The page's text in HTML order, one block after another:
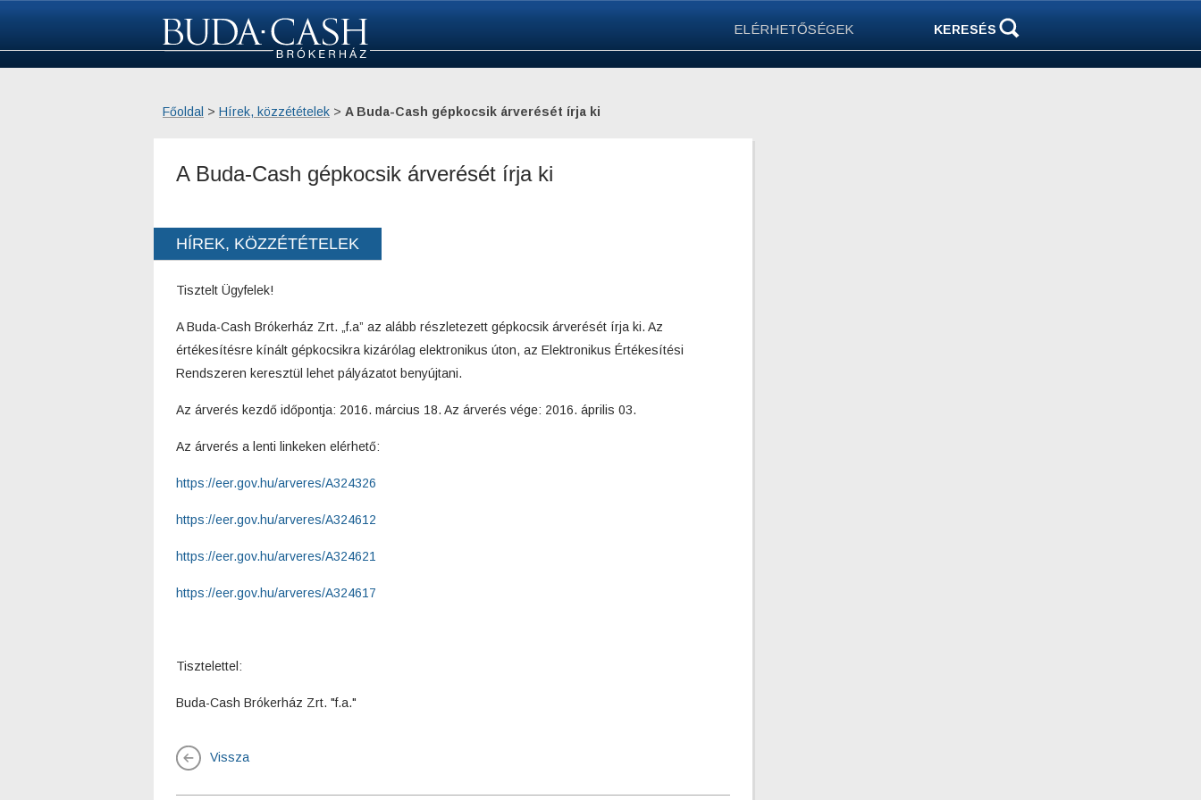
KERESÉS
ELÉRHETŐSÉGEK
Főoldal ­ > ­ Hírek, közzétételek ­ > ­ A Buda-Cash gépkocsik árverését írja ki
A Buda-Cash gépkocsik árverését írja ki
HÍREK, KÖZZÉTÉTELEK
Tisztelt Ügyfelek!
A Buda-Cash Brókerház Zrt. „f.a” az alább részletezett gépkocsik árverését írja ki. Az
értékesítésre kínált gépkocsikra kizárólag elektronikus úton, az Elektronikus Értékesítési
Rendszeren keresztül lehet pályázatot benyújtani.
Az árverés kezdő időpontja: 2016. március 18. Az árverés vége: 2016. április 03.
Az árverés a lenti linkeken elérhető:
https://eer.gov.hu/arveres/A324326
https://eer.gov.hu/arveres/A324612
https://eer.gov.hu/arveres/A324621
https://eer.gov.hu/arveres/A324617
Tisztelettel:
Buda-Cash Brókerház Zrt. "f.a."
Vissza